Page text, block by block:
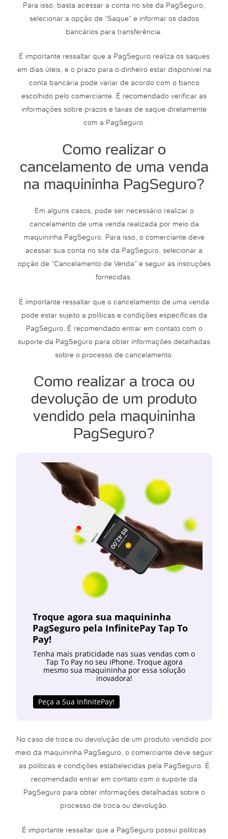
Para isso, basta acessar a conta no site da PagSeguro,
selecionar a opção de “Saque” e informar os dados
bancários para transferência.
É importante ressaltar que a PagSeguro realiza os saques
em dias úteis, e o prazo para o dinheiro estar disponível na
conta bancária pode variar de acordo com o banco
escolhido pelo comerciante. É recomendado verificar as
informações sobre prazos e taxas de saque diretamente
com a PagSeguro.
Como realizar o
cancelamento de uma venda
na maquininha PagSeguro?
Em alguns casos, pode ser necessário realizar o
cancelamento de uma venda realizada por meio da
maquininha PagSeguro. Para isso, o comerciante deve
acessar sua conta no site da PagSeguro, selecionar a
opção de “Cancelamento de Venda” e seguir as instruções
fornecidas.
É importante ressaltar que o cancelamento de uma venda
pode estar sujeito a políticas e condições específicas da
PagSeguro. É recomendado entrar em contato com o
suporte da PagSeguro para obter informações detalhadas
sobre o processo de cancelamento.
Como realizar a troca ou
devolução de um produto
vendido pela maquininha
PagSeguro?
Troque agora sua maquininha
PagSeguro pela InfinitePay Tap To
Pay!
Tenha mais praticidade nas suas vendas com o
Tap To Pay no seu iPhone. Troque agora
mesmo sua maquininha por essa solução
inovadora!
Peça a Sua InfinitePay!
No caso de troca ou devolução de um produto vendido por
meio da maquininha PagSeguro, o comerciante deve seguir
as políticas e condições estabelecidas pela PagSeguro. É
recomendado entrar em contato com o suporte da
PagSeguro para obter informações detalhadas sobre o
processo de troca ou devolução.
É importante ressaltar que a PagSeguro possui políticas